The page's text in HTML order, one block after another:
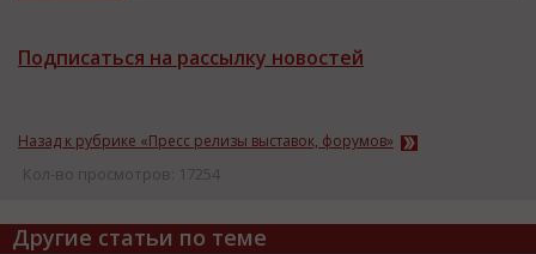
Подписаться на рассылку новостей
Назад к рубрике «Пресс релизы выставок, форумов»
Кол-во просмотров: 17254
Другие статьи по теме